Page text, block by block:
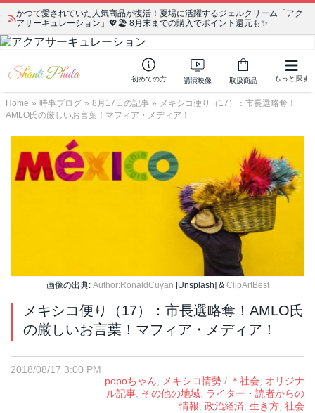
かつて愛されていた人気商品が復活！夏場に活躍するジェルクリーム「アク
アサーキュレーション」💖🏖️ 8月末までの購入でポイント還元も✨
初めての方 講演映像 取扱商品 もっと探す
Home » 時事ブログ » 8月17日の記事 » メキシコ便り（17）：市長選略奪！
AMLO氏の厳しいお言葉！マフィア・メディア！
画像の出典: Author:RonaldCuyan [Unsplash] & ClipArtBest
メキシコ便り（17）：市長選略奪！AMLO氏
の厳しいお言葉！マフィア・メディア！
2018/08/17 3:00 PM
popoちゃん, メキシコ情勢 / ＊社会, オリジナ
ル記事, その他の地域, ライター・読者からの
情報, 政治経済, 生き方, 社会